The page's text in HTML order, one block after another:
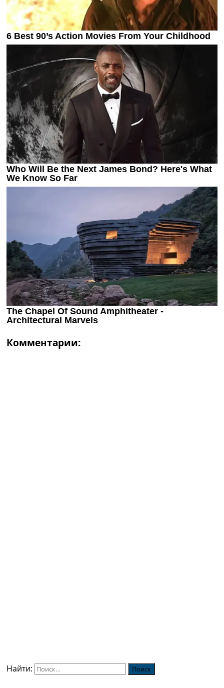
Комментарии:
Найти: